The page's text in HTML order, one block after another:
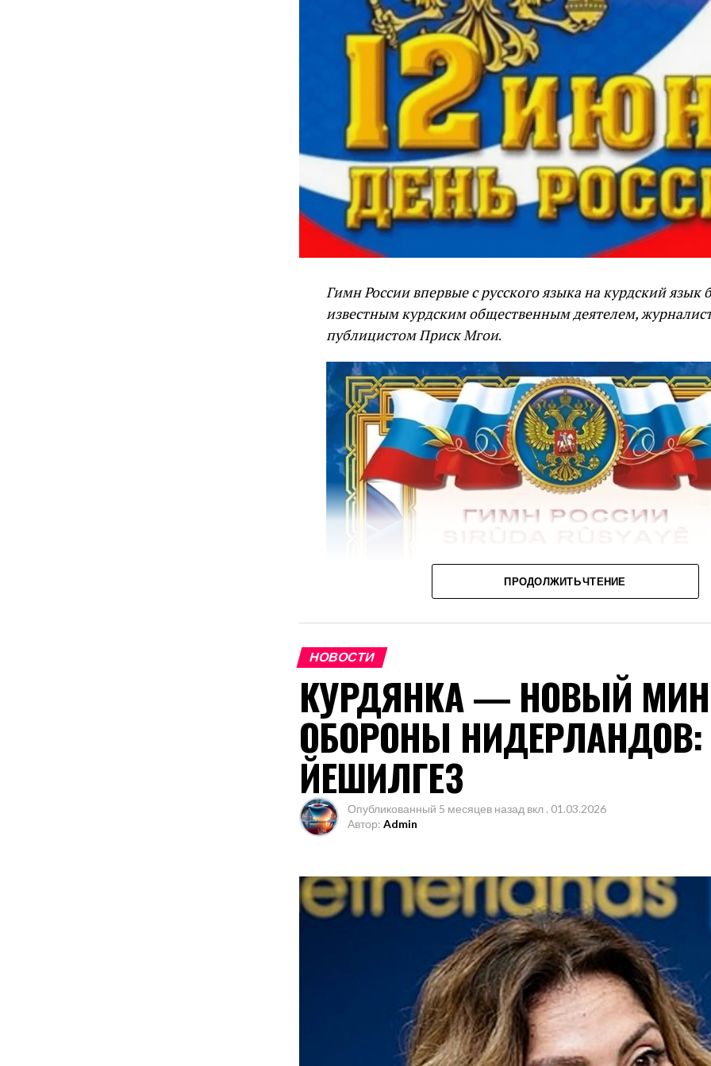
Гимн России впервые с русского языка на курдский язык
известным курдским общественным деятелем,
публицистом Приск Мгои.
Дорогие соотечественники!
ПРОДОЛЖИТЬ ЧТЕНИЕ
НОВОСТИ
КУРДЯНКА — НОВЫЙ
ОБОРОНЫ
ЙЕШИЛГЕЗ
Опубликованный 5 месяцев назад вкл . 01.03.2026
Автор: Admin